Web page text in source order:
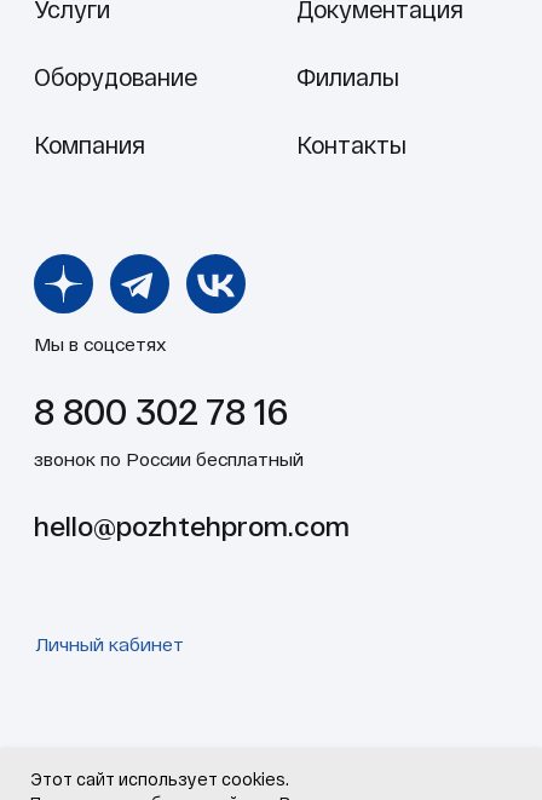
Этот сайт использует cookies.